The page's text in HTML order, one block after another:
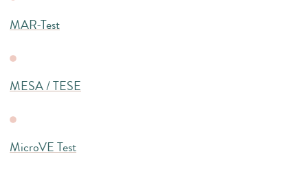
MAR-Test
MESA / TESE
MicroVE Test